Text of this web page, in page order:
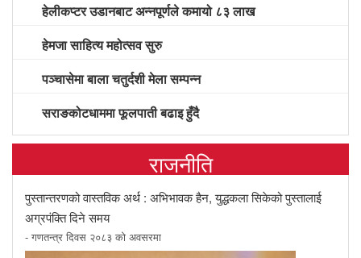
हेलीकप्टर उडानबाट अन्नपूर्णले कमायो ८३ लाख
हेमजा साहित्य महोत्सव सुरु
पञ्चासेमा बाला चतुर्दशी मेला सम्पन्न
सराङकोटधाममा फूलपाती बढाइ हुँदै
राजनीति
पुस्तान्तरणको वास्तविक अर्थ : अभिभावक हैन, युद्धकला सिकेको पुस्तालाई
अग्रपंक्ति दिने समय
- गणतन्त्र दिवस २०८३ को अवसरमा